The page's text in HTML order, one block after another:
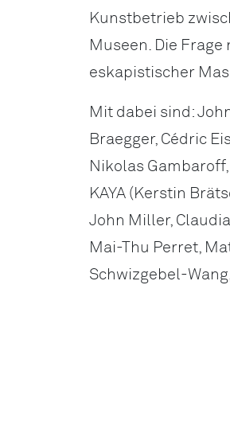
Kunstbetrieb
Museen. Die
eskapistischer
Mit dabei sind:
Braegger, Cédric
Nikolas
KAYA (Kerstin
John Miller,
Mai-Thu Perret,
Schwizgebel-